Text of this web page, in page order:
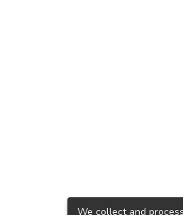
We collect and